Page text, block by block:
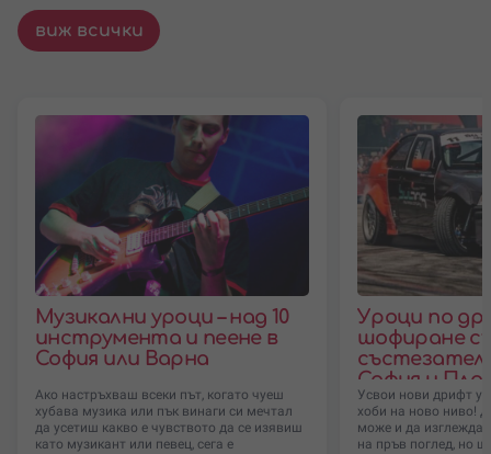
виж всички
Музикални уроци – над 10
инструмента и пеене в
София или Варна
Ако настръхваш всеки път, когато чуеш
хубава музика или пък винаги си мечтал
да усетиш какво е чувството да се изявиш
като музикант или певец, сега е
Уроци по
шофиране
София и
Усвои нови дрифт
хоби на ново ниво!
може и да изглежда
на пръв поглед, но